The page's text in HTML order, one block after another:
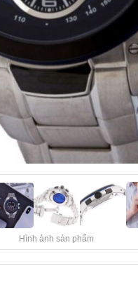
Hình ảnh sản phẩm